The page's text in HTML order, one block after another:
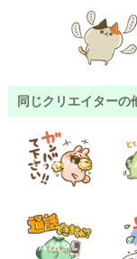
同じクリエイターの